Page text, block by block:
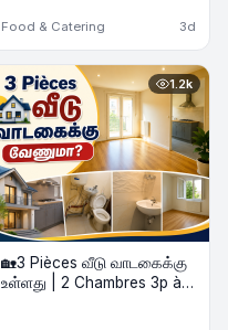
Food & Catering 3d
1.2k
🏡3 Pièces வீடு வாடகைக்கு
உள்ளது | 2 Chambres 3p à